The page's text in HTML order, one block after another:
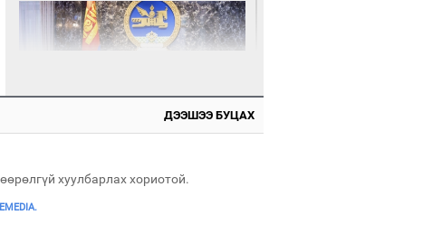
нээлттэй ил тод болгоно
өгөхөөр болов
ДЭЭШЭЭ БУЦАХ
хуулбарлах хориотой.